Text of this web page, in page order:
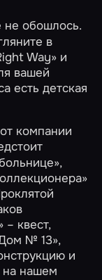
не обошлось.
в
Way» и
вашей
есть детская
компании
,
– квест,
№ 13»,
и
на нашем